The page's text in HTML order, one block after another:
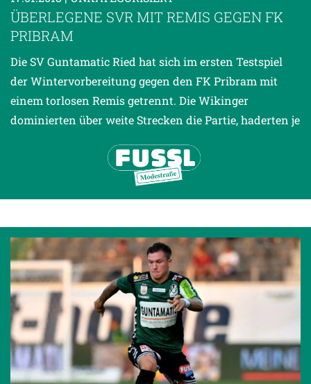
ÜBERLEGENE SVR MIT REMIS GEGEN FK
PRIBRAM
Die SV Guntamatic Ried hat sich im ersten Testspiel
der Wintervorbereitung gegen den FK Pribram mit
einem torlosen Remis getrennt. Die Wikinger
dominierten über weite Strecken die Partie, haderten je